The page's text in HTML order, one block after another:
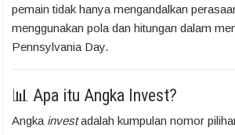
pemain tidak hanya mengandalkan
menggunakan pola dan hitungan dalam
Pennsylvania Day.
📊 Apa itu Angka Invest?
Angka investadalah kumpulan nomor